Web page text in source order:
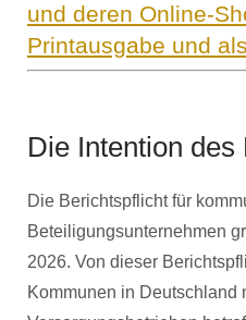
und deren Online-
Printausgabe und
Die Intention des
Die Berichtspflicht für
Beteiligungsunternehmen
2026. Von dieser
Kommunen in Deutschland